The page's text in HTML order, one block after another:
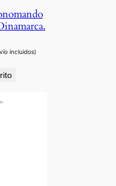
incluidos)